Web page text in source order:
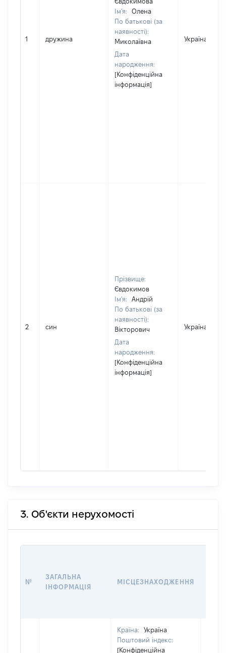
1 дружина
Ім'я:
Олена
По батькові (за
наявності):
Миколаївна
Дата
народження:
[Конфіденційна
інформація]
Україна
2 син
Прізвище:
Євдокимов
Ім'я:
Андрій
По батькові (за
наявності):
Вікторович
Дата
народження:
[Конфіденційна
інформація]
Україна
3. Об'єкти нерухомості
№
ЗАГАЛЬНА
ІНФОРМАЦІЯ
МІСЦЕЗНАХОДЖЕННЯ
Країна:
Україна
Поштовий індекс:
[Конфіденційна